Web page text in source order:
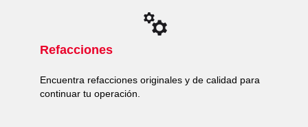
Refacciones
Encuentra refacciones originales y de calidad para
continuar tu operación.